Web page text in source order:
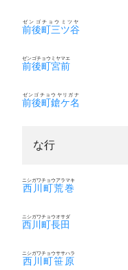
前後町三ツ谷
ゼンゴチョウミツヤ
前後町宮前
ゼンゴチョウミヤマエ
前後町鎗ケ名
ゼンゴチョウヤリガナ
な行
西川町荒巻
ニシガワチョウアラマキ
西川町長田
ニシガワチョウオサダ
西川町笹原
ニシガワチョウササハラ